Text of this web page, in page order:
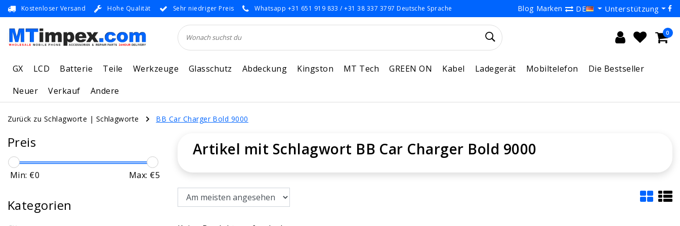
Kostenloser Versand Hohe Qualität Sehr niedriger Preis Whatsapp +31 651 919 833 / +31 38 337 3797 Deutsche Sprache Blog Marken DE Unterstützung
0
GX LCD Batterie Teile Werkzeuge Glasschutz Abdeckung Kingston MT Tech GREEN ON Kabel Ladegerät Mobiltelefon
Die Bestseller
Neuer
Verkauf Andere
Zurück zu Schlagworte | Schlagworte BB Car Charger Bold 9000
Preis
Min: €0 Max: €5
Kategorien
Artikel mit Schlagwort BB Car Charger Bold 9000